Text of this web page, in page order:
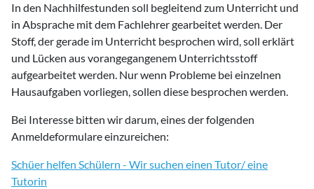
In den Nachhilfestunden soll begleitend zum Unterricht und
in Absprache mit dem Fachlehrer gearbeitet werden. Der
Stoff, der gerade im Unterricht besprochen wird, soll erklärt
und Lücken aus vorangegangenem Unterrichtsstoff
aufgearbeitet werden. Nur wenn Probleme bei einzelnen
Hausaufgaben vorliegen, sollen diese besprochen werden.
Bei Interesse bitten wir darum, eines der folgenden
Anmeldeformulare einzureichen:
Schüer helfen Schülern - Wir suchen einen Tutor/ eine
Tutorin